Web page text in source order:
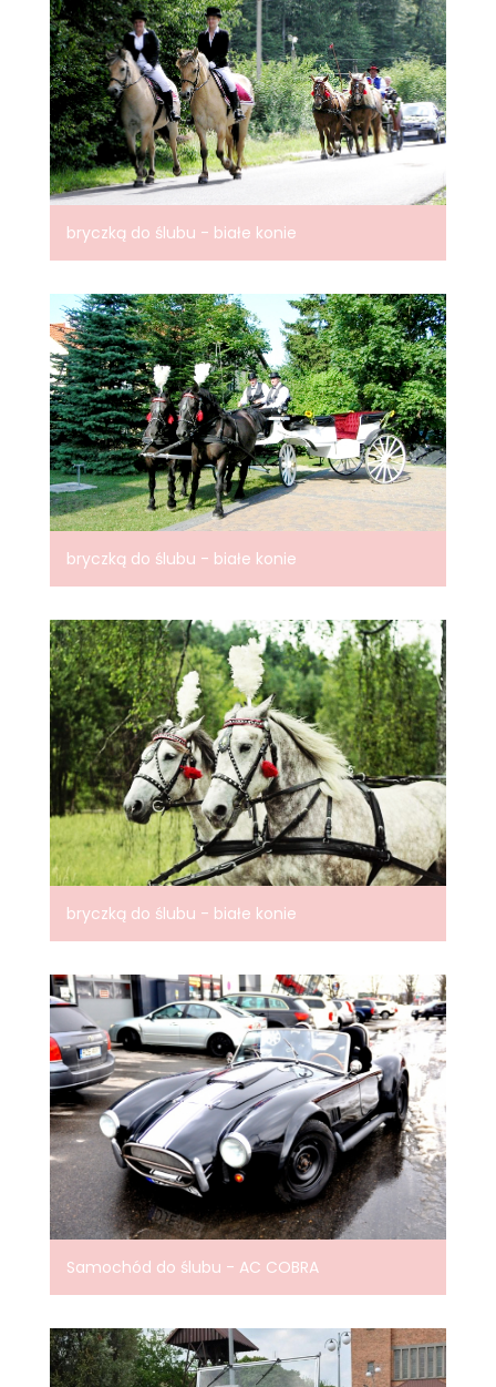
bryczką do ślubu - białe konie
bryczką do ślubu - białe konie
bryczką do ślubu - białe konie
Samochód do ślubu - AC COBRA